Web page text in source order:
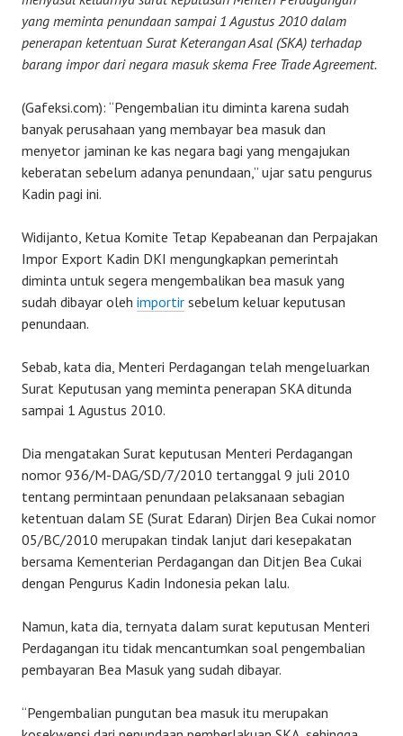
yang meminta penundaan sampai 1 Agustus 2010 dalam
penerapan ketentuan Surat Keterangan Asal (SKA) terhadap
barang impor dari negara masuk skema Free Trade Agreement.
(Gafeksi.com): “Pengembalian itu diminta karena sudah
banyak perusahaan yang membayar bea masuk dan
menyetor jaminan ke kas negara bagi yang mengajukan
keberatan sebelum adanya penundaan,” ujar satu pengurus
Kadin pagi ini.
Widijanto, Ketua Komite Tetap Kepabeanan dan Perpajakan
Impor Export Kadin DKI mengungkapkan pemerintah
diminta untuk segera mengembalikan bea masuk yang
sudah dibayar oleh importir sebelum keluar keputusan
penundaan.
Sebab, kata dia, Menteri Perdagangan telah mengeluarkan
Surat Keputusan yang meminta penerapan SKA ditunda
sampai 1 Agustus 2010.
Dia mengatakan Surat keputusan Menteri Perdagangan
nomor 936/M-DAG/SD/7/2010 tertanggal 9 juli 2010
tentang permintaan penundaan pelaksanaan sebagian
ketentuan dalam SE (Surat Edaran) Dirjen Bea Cukai nomor
05/BC/2010 merupakan tindak lanjut dari kesepakatan
bersama Kementerian Perdagangan dan Ditjen Bea Cukai
dengan Pengurus Kadin Indonesia pekan lalu.
Namun, kata dia, ternyata dalam surat keputusan Menteri
Perdagangan itu tidak mencantumkan soal pengembalian
pembayaran Bea Masuk yang sudah dibayar.
“Pengembalian pungutan bea masuk itu merupakan